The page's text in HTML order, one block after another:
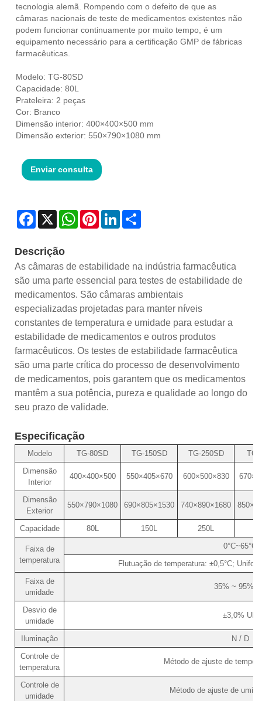
tecnologia alemã. Rompendo com o defeito de que as
câmaras nacionais de teste de medicamentos existentes não
podem funcionar continuamente por muito tempo, é um
equipamento necessário para a certificação GMP de fábricas
farmacêuticas.
Modelo: TG-80SD
Capacidade: 80L
Prateleira: 2 peças
Cor: Branco
Dimensão interior: 400×400×500 mm
Dimensão exterior: 550×790×1080 mm
Enviar consulta
Facebook
X WhatsAppPinterestLinkedIn
Descrição
As câmaras de estabilidade na indústria farmacêutica
são uma parte essencial para testes de estabilidade de
medicamentos. São câmaras ambientais
especializadas projetadas para manter níveis
constantes de temperatura e umidade para estudar a
estabilidade de medicamentos e outros produtos
farmacêuticos. Os testes de estabilidade farmacêutica
são uma parte crítica do processo de desenvolvimento
de medicamentos, pois garantem que os medicamentos
mantêm a sua potência, pureza e qualidade ao longo do
seu prazo de validade.
Especificação
Modelo TG-80SD TG-150SD TG-250SD
TG-
Dimensão
Interior
400×400×500 550×405×670 600×500×830
Dimensão
Exterior
550×790×1080 690×805×1530 740×890×1680
Capacidade 80L 150L 250L
Faixa de
temperatura
0°C~65°C
Flutuação de temperatura: ±0,5°C;
Faixa de
umidade
35% ~ 95%
Desvio de
umidade
±3,0% UR
Iluminação
N / D
Controle de
temperatura
Método de ajuste de
Controle de
umidade
Método de ajuste de